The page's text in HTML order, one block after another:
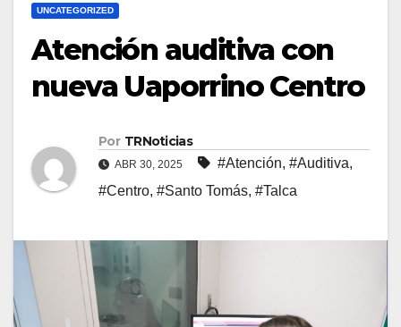
UNCATEGORIZED
Atención auditiva con
nueva Uaporrino Centro
Por TRNoticias
ABR 30, 2025 #Atención, #Auditiva,
#Centro, #Santo Tomás, #Talca